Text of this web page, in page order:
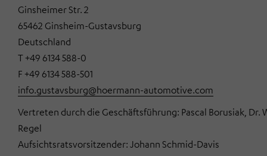
Ginsheimer Str. 2
65462 Ginsheim-Gustavsburg
Deutschland
T +49 6134 588-0
F +49 6134 588-501
info.gustavsburg@hoermann-automotive.com
Vertreten durch die Geschäftsführung: Pascal Borusiak, Dr.
Regel
Aufsichtsratsvorsitzender: Johann Schmid-Davis